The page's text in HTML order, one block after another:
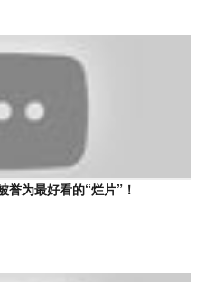
誉为最好看的“烂片”！